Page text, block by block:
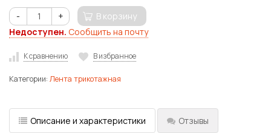
- +
В корзину
Недоступен. Сообщить на почту
К сравнению В избранное
Категории: Лента трикотажная
Описание и характеристики Отзывы